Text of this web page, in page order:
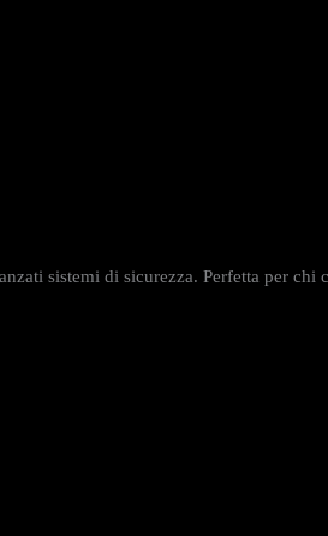
sistemi di sicurezza. Perfetta per chi